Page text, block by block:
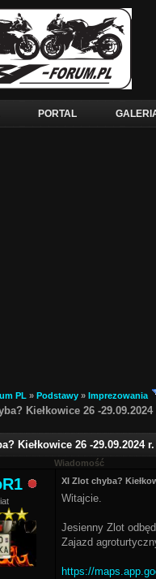
PORTAL
PL » Podstawy » Imprezowania
Kiełkowice 26 -29.09.2024
Kiełkowice 26 -29.09.2024 r.
Wiadomość
XI Zlot chyba?
Witajcie.
Jesienny Zlot
Zajazd
https://